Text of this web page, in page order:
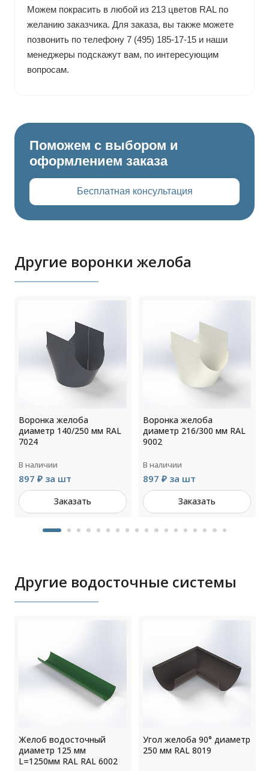
Можем покрасить в любой из 213 цветов RAL по
желанию заказчика. Для заказа, вы также можете
позвонить по телефону 7 (495) 185-17-15 и наши
менеджеры подскажут вам, по интересующим
вопросам.
Поможем с выбором и
оформлением заказа
Бесплатная консультация
Другие воронки желоба
Воронка желоба
диаметр 140/250 мм RAL
7024
В наличии
897 ₽ за шт
Заказать
Воронка желоба
диаметр 216/300 мм RAL
9002
В наличии
897 ₽ за шт
Заказать
Другие водосточные системы
Желоб водосточный
диаметр 125 мм
L=1250мм RAL RAL 6002
Угол желоба 90° диаметр
250 мм RAL 8019